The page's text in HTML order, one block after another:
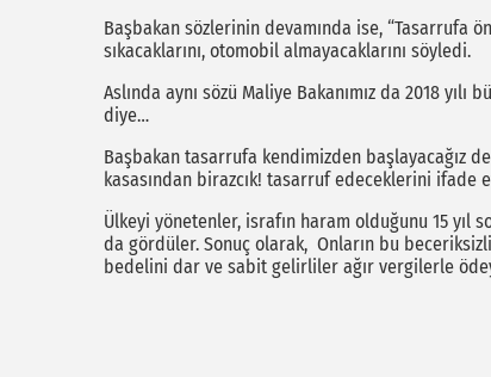
Başbakan sözlerinin devamında ise, “Tasarrufa
sıkacaklarını, otomobil almayacaklarını söyledi.
Aslında aynı sözü Maliye Bakanımız da 2018
diye…
Başbakan tasarrufa kendimizden başlayacağız
kasasından birazcık! tasarruf edeceklerini ifade
Ülkeyi yönetenler, israfın haram olduğunu 15 yıl
da gördüler. Sonuç olarak, Onların bu
bedelini dar ve sabit gelirliler ağır vergilerle